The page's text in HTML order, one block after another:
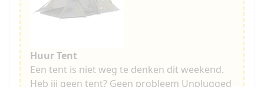
Huur Tent
Een tent is niet weg te denken dit weekend.
Heb jij geen tent? Geen probleem Unplugged